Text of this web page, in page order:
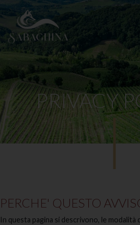
PRIVACY
PERCHE' QUESTO
In questa pagina si descrivono, le modalità